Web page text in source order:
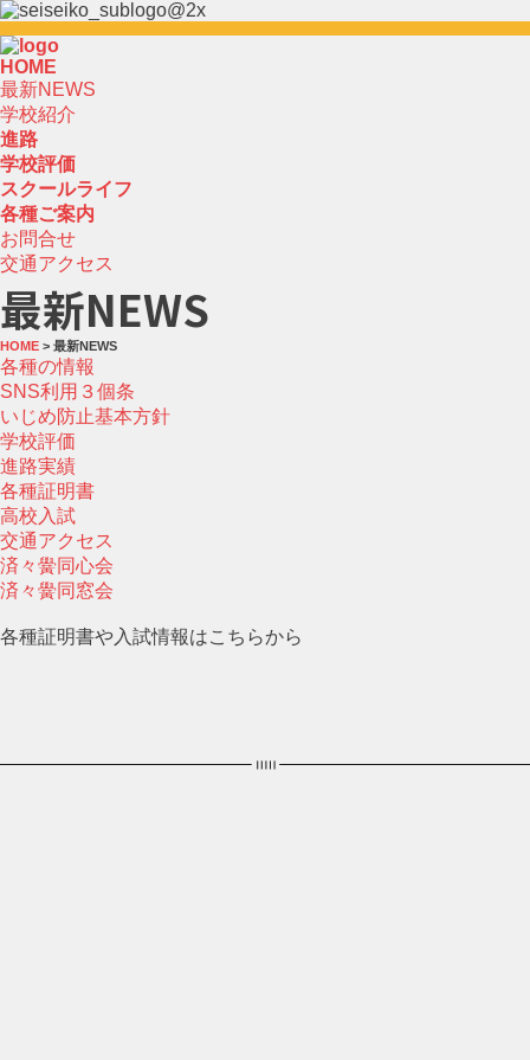
HOME
最新NEWS
学校紹介
進路
学校評価
スクールライフ
各種ご案内
お問合せ
交通アクセス
最新NEWS
HOME > 最新NEWS
各種の情報
SNS利用３個条
いじめ防止基本方針
学校評価
進路実績
各種証明書
高校入試
交通アクセス
済々黌同心会
済々黌同窓会
各種証明書や入試情報はこちらから